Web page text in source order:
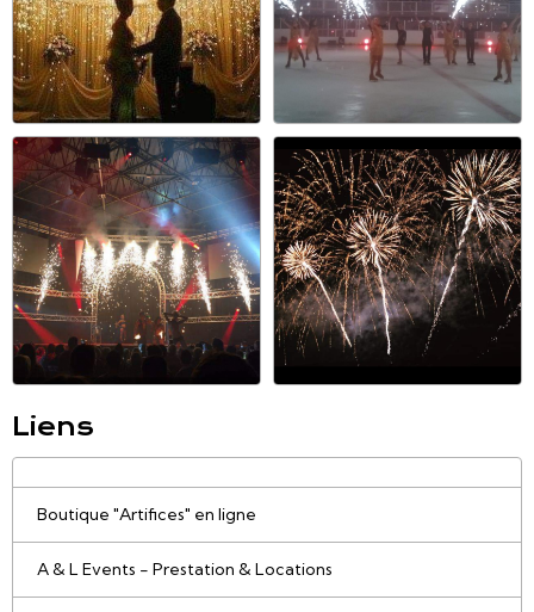
Liens
Boutique "Artifices" en ligne
A & L Events - Prestation & Locations